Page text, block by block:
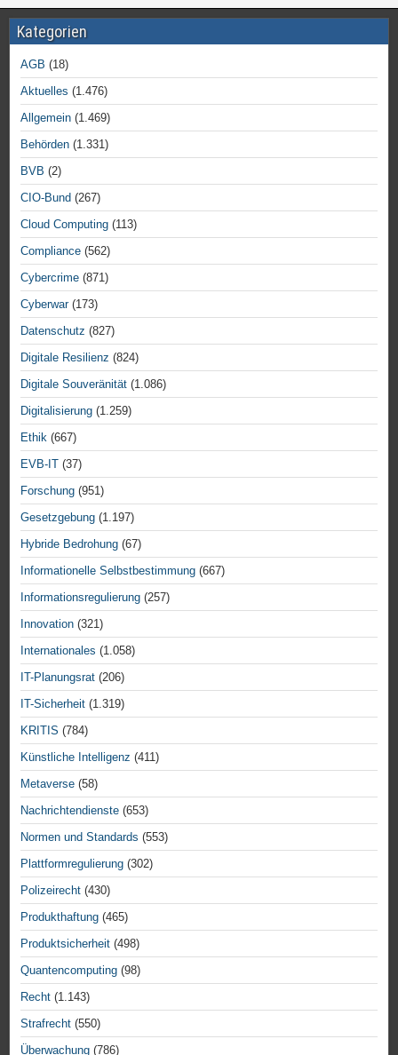
Kategorien
AGB (18)
Aktuelles (1.476)
Allgemein (1.469)
Behörden (1.331)
BVB (2)
CIO-Bund (267)
Cloud Computing (113)
Compliance (562)
Cybercrime (871)
Cyberwar(173)
Datenschutz (827)
Digitale Resilienz (824)
Digitale Souveränität (1.086)
Digitalisierung (1.259)
Ethik (667)
EVB-IT (37)
Forschung (951)
Gesetzgebung (1.197)
Hybride Bedrohung (67)
Informationelle Selbstbestimmung (667)
Informationsregulierung (257)
Innovation (321)
Internationales (1.058)
IT-Planungsrat (206)
IT-Sicherheit (1.319)
KRITIS (784)
Künstliche Intelligenz (411)
Metaverse (58)
Nachrichtendienste (653)
Normen und Standards (553)
Plattformregulierung (302)
Polizeirecht (430)
Produkthaftung (465)
Produktsicherheit (498)
Quantencomputing (98)
Recht (1.143)
Strafrecht (550)
Überwachung (786)